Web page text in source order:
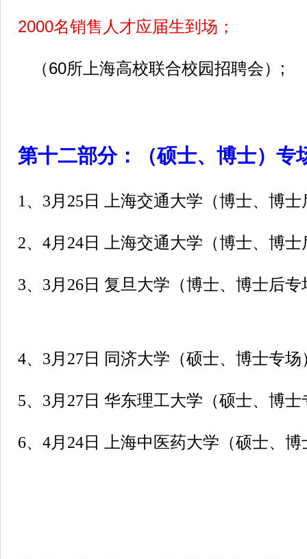
2000名销售人才应届生到场；
（60所上海高校联合校园招聘会）;
第十二部分：（硕士、博士）专
1、3月25日 上海交通大学（博士、博
2、4月24日 上海交通大学（博士、博士
3、3月26日 复旦大学（博士、博士后专
4、3月27日 同济大学（硕士、博士专场
5、3月27日 华东理工大学（硕士、博士
6、4月24日 上海中医药大学（硕士、博